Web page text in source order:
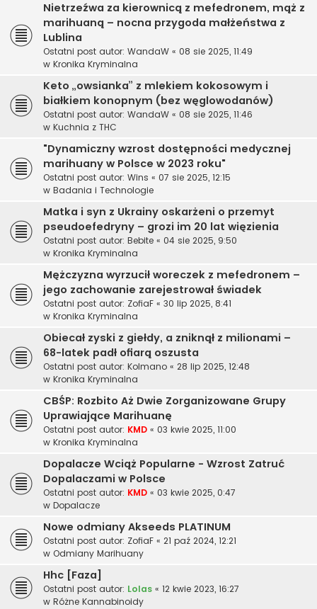
Nietrzeźwa za kierownicą z mefedronem, mąż z
marihuaną – nocna przygoda małżeństwa z
Lublina
Ostatni post autor: WandaW « 08 sie 2025, 11:49
w Kronika Kryminalna
Keto „owsianka” z mlekiem kokosowym i
białkiem konopnym (bez węglowodanów)
Ostatni post autor: WandaW « 08 sie 2025, 11:46
w Kuchnia z THC
"Dynamiczny wzrost dostępności medycznej
marihuany w Polsce w 2023 roku"
Ostatni post autor: Wins « 07 sie 2025, 12:15
w Badania i Technologie
Matka i syn z Ukrainy oskarżeni o przemyt
pseudoefedryny – grozi im 20 lat więzienia
Ostatni post autor: Bebite « 04 sie 2025, 9:50
w Kronika Kryminalna
Mężczyzna wyrzucił woreczek z mefedronem –
jego zachowanie zarejestrował świadek
Ostatni post autor: ZofiaF « 30 lip 2025, 8:41
w Kronika Kryminalna
Obiecał zyski z giełdy, a zniknął z milionami –
68-latek padł ofiarą oszusta
Ostatni post autor: Kolmano « 28 lip 2025, 12:48
w Kronika Kryminalna
CBŚP: Rozbito Aż Dwie Zorganizowane Grupy
Uprawiające Marihuanę
Ostatni post autor: KMD « 03 kwie 2025, 11:00
w Kronika Kryminalna
Dopalacze Wciąż Popularne - Wzrost Zatruć
Dopalaczami w Polsce
Ostatni post autor: KMD « 03 kwie 2025, 0:47
w Dopalacze
Nowe odmiany Akseeds PLATINUM
Ostatni post autor: ZofiaF « 21 paź 2024, 12:21
w Odmiany Marihuany
Hhc [Faza]
Ostatni post autor: Lolas « 12 kwie 2023, 16:27
w Różne Kannabinoidy